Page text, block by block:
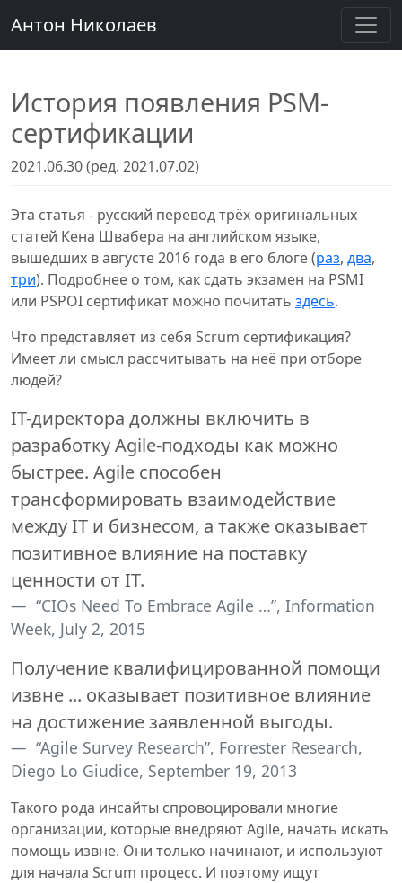
Антон Николаев
История появления PSM-
сертификации
2021.06.30 (ред. 2021.07.02)
Эта статья - русский перевод трёх оригинальных
статей Кена Швабера на английском языке,
вышедших в августе 2016 года в его блоге (раз, два,
три). Подробнее о том, как сдать экзамен на PSMI
или PSPOI сертификат можно почитать здесь.
Что представляет из себя Scrum сертификация?
Имеет ли смысл рассчитывать на неё при отборе
людей?
IT-директора должны включить в
разработку Agile-подходы как можно
быстрее. Agile способен
трансформировать взаимодействие
между IT и бизнесом, а также оказывает
позитивное влияние на поставку
ценности от IT.
“CIOs Need To Embrace Agile …”, Information
Week, July 2, 2015
Получение квалифицированной помощи
извне ... оказывает позитивное влияние
на достижение заявленной выгоды.
“Agile Survey Research”, Forrester Research,
Diego Lo Giudice, September 19, 2013
Такого рода инсайты спровоцировали многие
организации, которые внедряют Agile, начать искать
помощь извне. Они только начинают, и используют
для начала Scrum процесс. И поэтому ищут